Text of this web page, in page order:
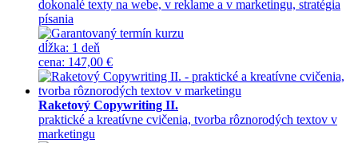
dokonalé texty na webe, v reklame a v marketingu, stratégia
písania
dĺžka: 1 deň
cena: 147,00 €
Raketový Copywriting II.
praktické a kreatívne cvičenia, tvorba rôznorodých textov v
marketingu